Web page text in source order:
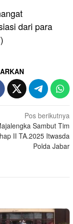
dari para
Pos berikutnya
Sambut Tim
II TA.2025 Itwasda
Polda Jabar